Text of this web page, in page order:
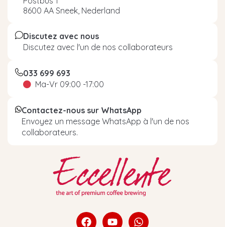
8600 AA Sneek, Nederland
Discutez avec nous
Discutez avec l'un de nos collaborateurs
033 699 693
Ma-Vr 09:00 -17:00
Contactez-nous sur WhatsApp
Envoyez un message WhatsApp à l'un de nos
collaborateurs.